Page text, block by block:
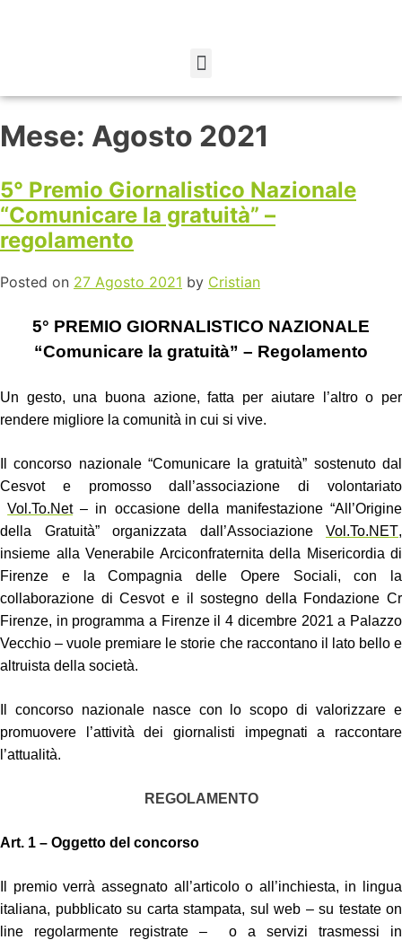
Mese: Agosto 2021
5° Premio Giornalistico Nazionale
“Comunicare la gratuità” –
regolamento
Posted on 27 Agosto 2021 by Cristian
5° PREMIO GIORNALISTICO NAZIONALE
“Comunicare la gratuità” – Regolamento
Un gesto, una buona azione, fatta per aiutare l’altro o per
rendere migliore la comunità in cui si vive.
Il concorso nazionale “Comunicare la gratuità” sostenuto dal
Cesvot e promosso dall’associazione di volontariato
Vol.To.Net– in occasione della manifestazione “All’Origine
della Gratuità” organizzata dall’Associazione Vol.To.NET,
insieme alla Venerabile Arciconfraternita della Misericordia di
Firenze e la Compagnia delle Opere Sociali, con la
collaborazione di Cesvot e il sostegno della Fondazione Cr
Firenze, in programma a Firenze il 4 dicembre 2021 a Palazzo
Vecchio – vuole premiare le storie che raccontano il lato bello e
altruista della società.
Il concorso nazionale nasce con lo scopo di valorizzare e
promuovere l’attività dei giornalisti impegnati a raccontare
l’attualità.
REGOLAMENTO
Art. 1 – Oggetto del concorso
Il premio verrà assegnato all’articolo o all’inchiesta, in lingua
italiana, pubblicato su carta stampata, sul web – su testate on
line regolarmente registrate – o a servizi trasmessi in